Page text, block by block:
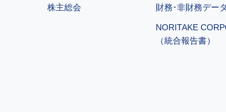
株主総会
財務･非財務データ
NORITAKE
（統合報告書）